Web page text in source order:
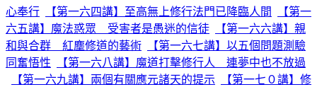
心奉行
【第一六四講】至高無上修行法門已降臨人間
【第一
六五講】魔法惑眾 受害者是愚迷的信徒
【第一六六講】親
和與合群 紅塵修道的藝術
【第一六七講】以五個問題測驗
同奮悟性
【第一六八講】魔道打擊修行人 連夢中也不放過
【第一六九講】兩個有關應元諸天的提示
【第一七０講】修